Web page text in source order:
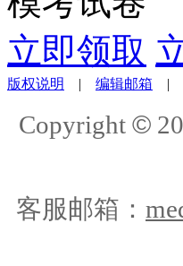
立即领取
版权说明 | 编辑邮箱 |
Copyright©
客服邮箱：